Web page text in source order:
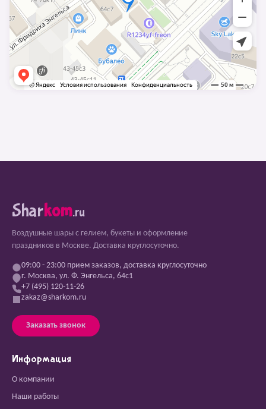
Sharkom.ru
Воздушные шары с гелием, букеты и оформление
праздников в Москве. Доставка круглосуточно.
09:00 - 23:00 прием заказов, доставка круглосуточно
г. Москва, ул. Ф. Энгельса, 64с1
+7 (495) 120-11-26
zakaz@sharkom.ru
Заказать звонок
Информация
О компании
Наши работы